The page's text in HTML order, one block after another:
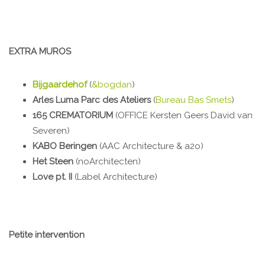
EXTRA MUROS
Bijgaardehof(&bogdan)
Arles Luma Parc des Ateliers(Bureau Bas Smets)
165 CREMATORIUM (OFFICE Kersten Geers David van
Severen)
KABO Beringen (AAC Architecture & a2o)
Het Steen (noArchitecten)
Love pt. II
(Label Architecture)
Petite intervention